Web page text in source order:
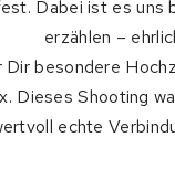
Dabei ist es uns
erzählen –
Dir besondere
Dieses Shooting
echte